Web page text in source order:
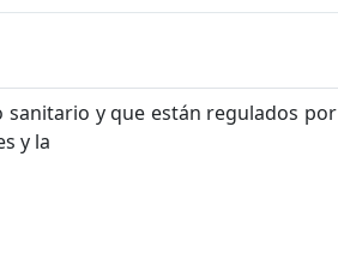
sanitario y que están regulados por
y la